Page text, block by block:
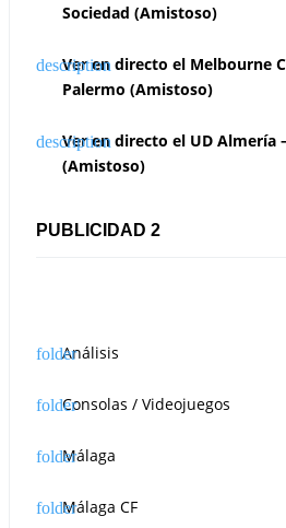
Sociedad (Amistoso)
Ver en directo el Melbourne
Palermo (Amistoso)
Ver en directo el UD Almería
(Amistoso)
PUBLICIDAD 2
Análisis
Consolas / Videojuegos
Málaga
Málaga CF